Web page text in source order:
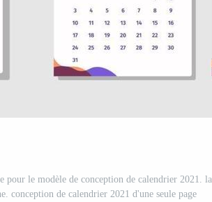
pour le modèle de conception de calendrier 2021. la
conception de calendrier 2021 d'une seule page